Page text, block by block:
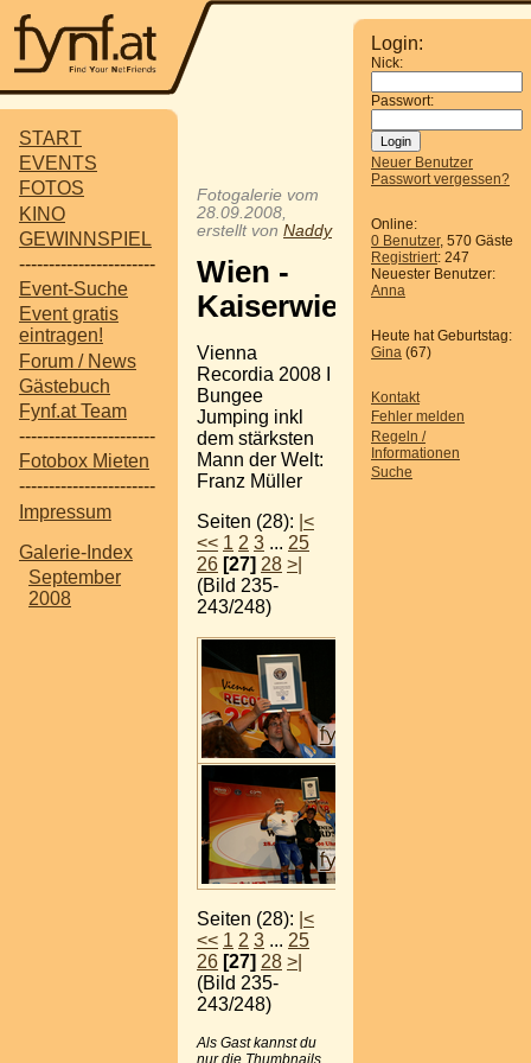
START
EVENTS
FOTOS
KINO
GEWINNSPIEL
-----------------------
Event-Suche
Event gratis
eintragen!
Forum / News
Gästebuch
Fynf.at Team
-----------------------
Fotobox Mieten
-----------------------
Impressum
Galerie-Index
September
2008
Login:
Nick:
Passwort:
Neuer Benutzer
Passwort vergessen?
Online:
0 Benutzer, 570 Gäste
Registriert: 247
Neuester Benutzer:
Anna
Heute hat Geburtstag:
Gina (67)
Kontakt
Fehler melden
Regeln /
Informationen
Suche
Fotogalerie vom
28.09.2008,
erstellt von Naddy
Wien -
Kaiserwiese
Vienna
Recordia 2008 I
Bungee
Jumping inkl
dem stärksten
Mann der Welt:
Franz Müller
Seiten (28): |<
<< 1 2 3 ... 25
26 [27] 28 >|
(Bild 235-
243/248)
Seiten (28): |<
<< 1 2 3 ... 25
26 [27] 28 >|
(Bild 235-
243/248)
Als Gast kannst du
nur die Thumbnails